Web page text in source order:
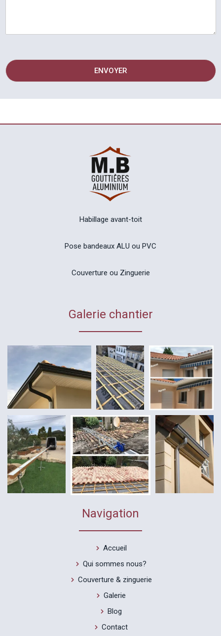
ENVOYER
Habillage avant-toit
Pose bandeaux ALU ou PVC
Couverture ou Zinguerie
Galerie chantier
Navigation
Accueil
Qui sommes nous?
Couverture & zinguerie
Galerie
Blog
Contact